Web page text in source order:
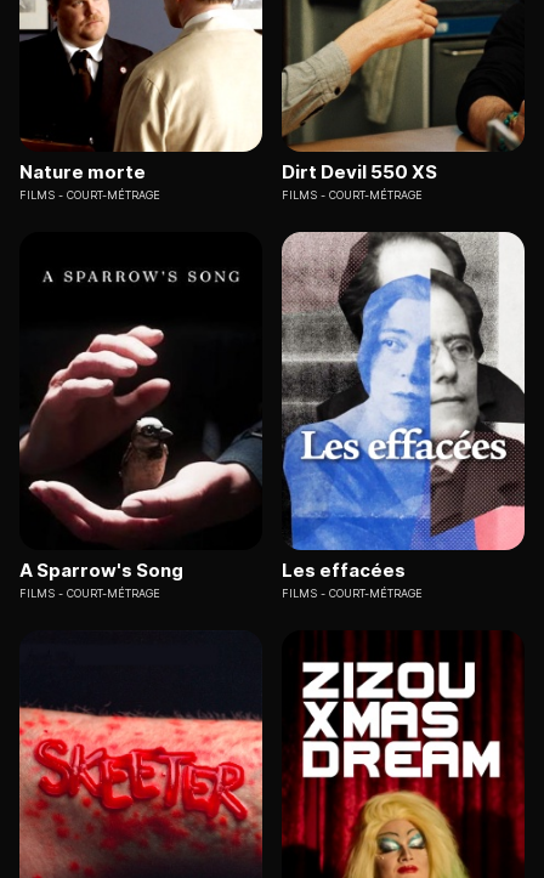
Nature morte
FILMS COURT-MÉTRAGE
Dirt Devil 550 XS
FILMS COURT-MÉTRAGE
A Sparrow's Song
FILMS COURT-MÉTRAGE
Les effacées
FILMS COURT-MÉTRAGE